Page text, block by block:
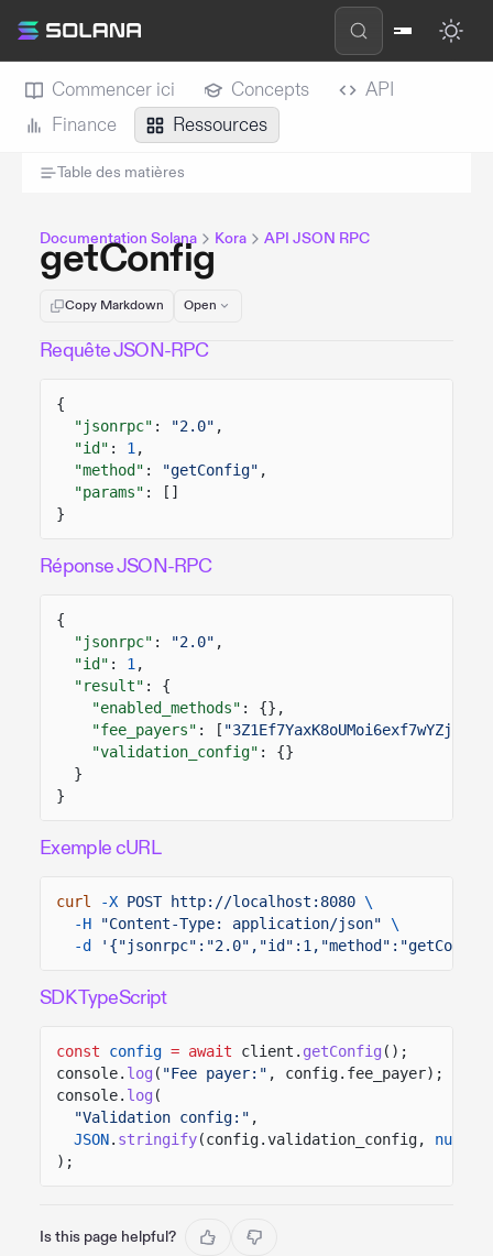
Commencer ici Concepts
API
Finance
Ressources
Table des matières
Documentation Solana Kora API JSON RPC
getConfig
Copy Markdown Open
Requête JSON-RPC
{
"jsonrpc" : "2.0" ,
"id" : 1 ,
"method" : "getConfig" ,
"params" : []
}
Réponse JSON-RPC
{
"jsonrpc" : "2.0" ,
"id" : 1 ,
"result" : {
"enabled_methods" : {},
"fee_payers" : [
"validation_config" : {}
}
}
Exemple cURL
curl -X POST http://localhost:8080 \
-H
"Content-Type: application/json" \
-d
SDK TypeScript
const config = await client. getConfig ();
console. log ( "Fee payer:" , config.fee_payer);
console. log (
"Validation config:" ,
JSON. stringify(config.validation_config, null
);
Is this page helpful?